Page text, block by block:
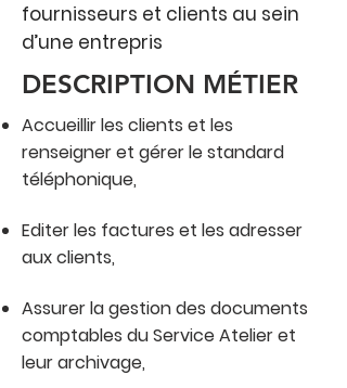
fournisseurs et clients au sein
d’une entrepris
DESCRIPTION MÉTIER
Accueillir les clients et les
renseigner et gérer le standard
téléphonique,
Editer les factures et les adresser
aux clients,
Assurer la gestion des documents
comptables du Service Atelier et
leur archivage,